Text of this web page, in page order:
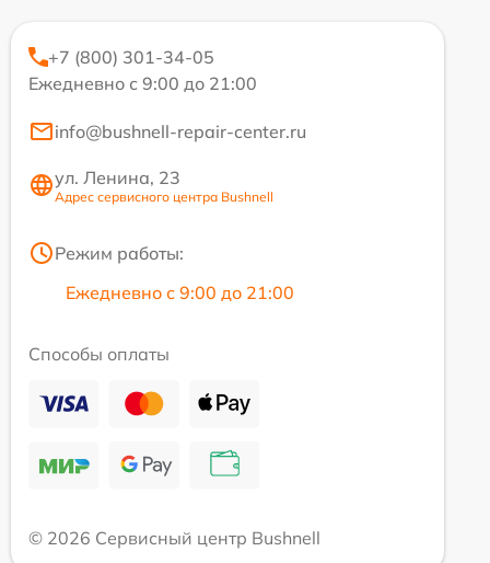
+7 (800) 301-34-05
Ежедневно с 9:00 до 21:00
info@bushnell-repair-center.ru
ул. Ленина, 23
Адрес сервисного центра Bushnell
Режим работы:
Ежедневно с 9:00 до 21:00
Способы оплаты
© 2026 Сервисный центр Bushnell